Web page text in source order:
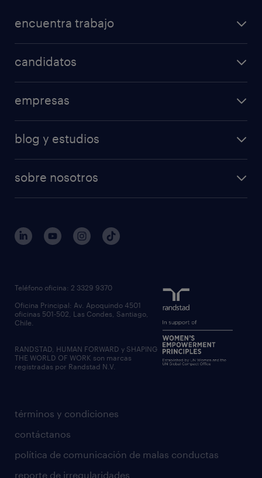
encuentra trabajo
candidatos
empresas
blog y estudios
sobre nosotros
términos y condiciones
contáctanos
política de comunicación de malas conductas
reporte de irregularidades
Teléfono oficina: 2 3329 9370
Oficina Principal: Av. Apoquindo 4501
oficinas 501-502, Las Condes, Santiago,
Chile.
RANDSTAD, HUMAN FORWARD y SHAPING
THE WORLD OF WORK son marcas
registradas por Randstad N.V.